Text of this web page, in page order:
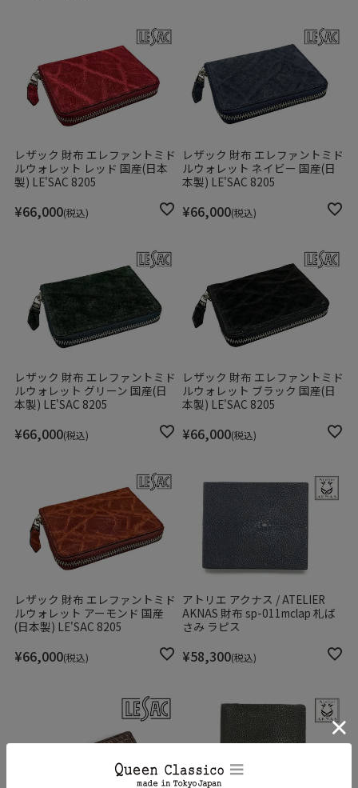
レザック 財布 エレファントミド
ルウォレット レッド 国産(日本
製) LE'SAC 8205
¥66,000 税込
レザック 財布 エレファントミド
ルウォレット ネイビー 国産(日
本製) LE'SAC 8205
¥66,000 税込
レザック 財布 エレファントミド
ルウォレット グリーン 国産(日
本製) LE'SAC 8205
¥66,000 税込
レザック 財布 エレファントミド
ルウォレット ブラック 国産(日
本製) LE'SAC 8205
¥66,000 税込
レザック 財布 エレファントミド
ルウォレット アーモンド 国産
(日本製) LE'SAC 8205
¥66,000 税込
アトリエ アクナス / ATELIER
AKNAS 財布 sp-011mclap 札ば
さみ ラピス
¥58,300 税込